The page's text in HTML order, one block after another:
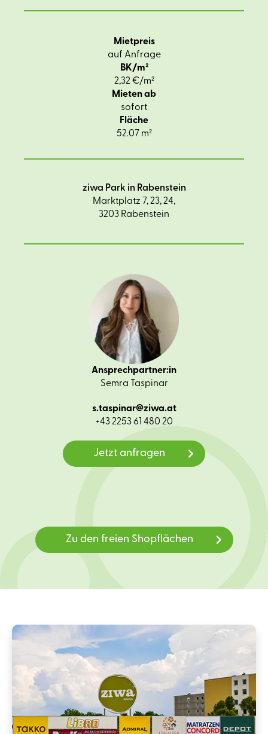
Mietpreis
auf Anfrage
BK/m²
2,32 €/m²
Mieten ab
sofort
Fläche
52.07 m²
ziwa Park in Rabenstein
Marktplatz 7, 23, 24,
3203 Rabenstein
Ansprechpartner:in
Semra Taspinar
s.taspinar@ziwa.at
+43 2253 61 480 20
Jetzt anfragen
Zu den freien Shopflächen